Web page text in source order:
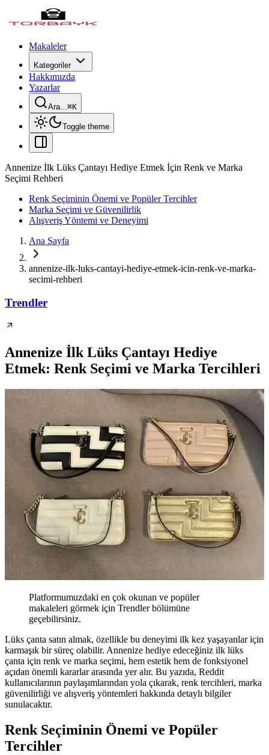
Makaleler
Kategoriler
Hakkımızda
Yazarlar
Ara...⌘K
Toggle theme
Annenize İlk Lüks Çantayı Hediye Etmek İçin Renk ve Marka
Seçimi Rehberi
Renk Seçiminin Önemi ve Popüler Tercihler
Marka Seçimi ve Güvenilirlik
Alışveriş Yöntemi ve Deneyimi
Ana Sayfa
annenize-ilk-luks-cantayi-hediye-etmek-icin-renk-ve-marka-
secimi-rehberi
Trendler
Annenize İlk Lüks Çantayı Hediye
Etmek: Renk Seçimi ve Marka Tercihleri
Platformumuzdaki en çok okunan ve popüler
makaleleri görmek için Trendler bölümüne
geçebilirsiniz.
Lüks çanta satın almak, özellikle bu deneyimi ilk kez yaşayanlar için
karmaşık bir süreç olabilir. Annenize hediye edeceğiniz ilk lüks
çanta için renk ve marka seçimi, hem estetik hem de fonksiyonel
açıdan önemli kararlar arasında yer alır. Bu yazıda, Reddit
kullanıcılarının paylaşımlarından yola çıkarak, renk tercihleri, marka
güvenilirliği ve alışveriş yöntemleri hakkında detaylı bilgiler
sunulacaktır.
Renk Seçiminin Önemi ve Popüler
Tercihler